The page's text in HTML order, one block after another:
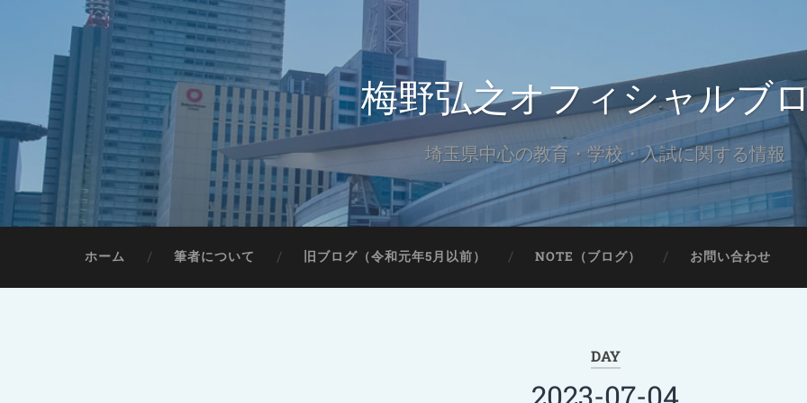
梅野弘之オフィシャルブ
埼玉県中心の教育・学校・入試に関する情報
ホーム 筆者について 旧ブログ（令和元年5月以前） NOTE（ブログ） お問い合わせ
DAY